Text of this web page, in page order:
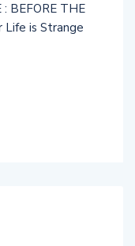
BEFORE THE
Life is Strange